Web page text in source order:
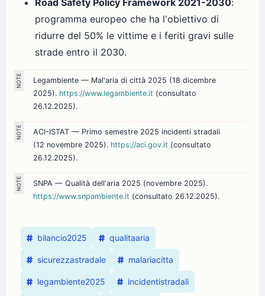
programma europeo che ha l'obiettivo di
ridurre del 50% le vittime e i feriti gravi sulle
strade entro il 2030.
Legambiente — Mal'aria di città 2025 (18 dicembre
2025). https://www.legambiente.it (consultato
26.12.2025).
ACI-ISTAT — Primo semestre 2025 incidenti stradali
(12 novembre 2025). https://aci.gov.it (consultato
26.12.2025).
SNPA — Qualità dell'aria 2025 (novembre 2025).
https://www.snpambiente.it (consultato 26.12.2025).
bilancio2025 qualitaaria
sicurezzastradale malariacitta
legambiente2025 incidentistradali